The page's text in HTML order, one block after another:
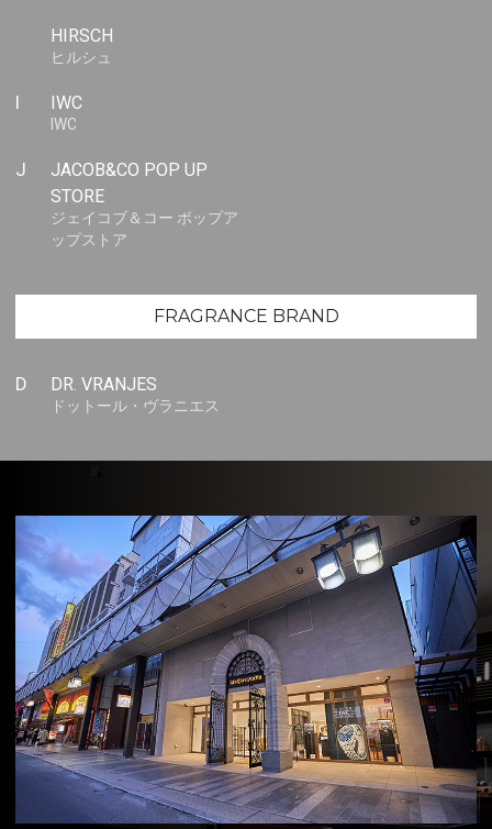
HIRSCH
ヒルシュ
I IWC
IWC
J
JACOB&CO POP UP
STORE
ジェイコブ＆コー ポップア
ップストア
FRAGRANCE BRAND
D DR. VRANJES
ドットール・ヴラニエス